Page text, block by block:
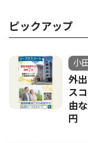
ピックアップ
小
外
ス
由
円